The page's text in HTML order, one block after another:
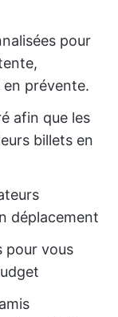
pour
prévente.
afin que les
billets en
déplacement
pour vous